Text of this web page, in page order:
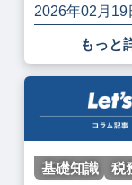
2026年02月19
もっと
基礎知識 税